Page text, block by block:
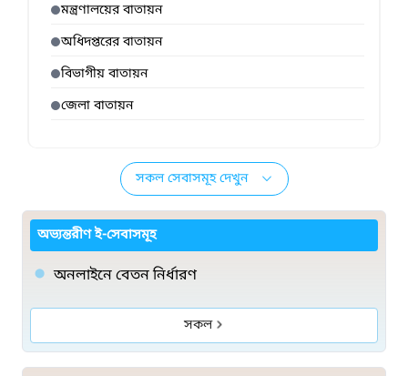
মন্ত্রণালয়ের বাতায়ন
অধিদপ্তরের বাতায়ন
বিভাগীয় বাতায়ন
জেলা বাতায়ন
সকল সেবাসমূহ দেখুন
অভ্যন্তরীণ ই-সেবাসমূহ
অনলাইনে বেতন নির্ধারণ
সকল